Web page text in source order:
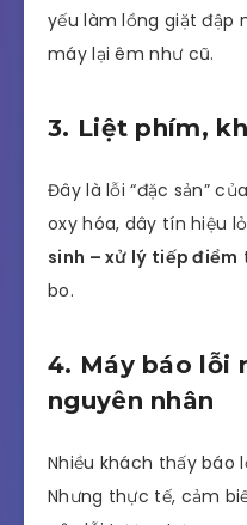
yếu làm lồng giặt đập
máy lại êm như cũ.
3. Liệt phím,
Đây là lỗi “đặc sản”
oxy hóa, dây tín hiệu
sinh – xử lý tiếp điểm
bo.
4. Máy báo lỗi
nguyên nhân
Nhiều khách thấy báo
Nhưng thực tế, cảm